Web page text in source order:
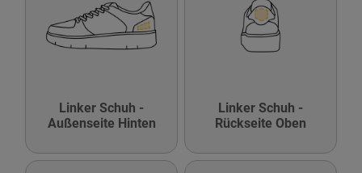
Linker Schuh -
Außenseite Hinten
Linker Schuh -
Rückseite Oben